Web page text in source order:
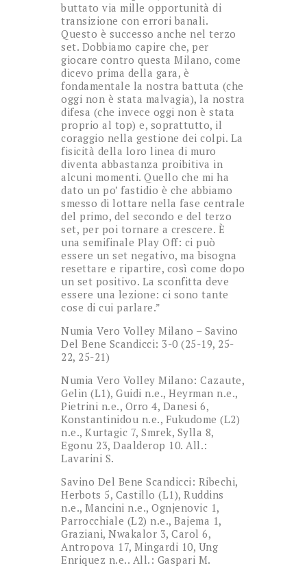
buttato via mille opportunità di
transizione con errori banali.
Questo è successo anche nel terzo
set. Dobbiamo capire che, per
giocare contro questa Milano, come
dicevo prima della gara, è
fondamentale la nostra battuta (che
oggi non è stata malvagia), la nostra
difesa (che invece oggi non è stata
proprio al top) e, soprattutto, il
coraggio nella gestione dei colpi. La
fisicità della loro linea di muro
diventa abbastanza proibitiva in
alcuni momenti. Quello che mi ha
dato un po’ fastidio è che abbiamo
smesso di lottare nella fase centrale
del primo, del secondo e del terzo
set, per poi tornare a crescere. È
una semifinale Play Off: ci può
essere un set negativo, ma bisogna
resettare e ripartire, così come dopo
un set positivo. La sconfitta deve
essere una lezione: ci sono tante
cose di cui parlare.”
Numia Vero Volley Milano – Savino
Del Bene Scandicci: 3-0 (25-19, 25-
22, 25-21)
Numia Vero Volley Milano: Cazaute,
Gelin (L1), Guidi n.e., Heyrman n.e.,
Pietrini n.e., Orro 4, Danesi 6,
Konstantinidou n.e., Fukudome (L2)
n.e., Kurtagic 7, Smrek, Sylla 8,
Egonu 23, Daalderop 10. All.:
Lavarini S.
Savino Del Bene Scandicci: Ribechi,
Herbots 5, Castillo (L1), Ruddins
n.e., Mancini n.e., Ognjenovic 1,
Parrocchiale (L2) n.e., Bajema 1,
Graziani, Nwakalor 3, Carol 6,
Antropova 17, Mingardi 10, Ung
Enriquez n.e.. All.: Gaspari M.